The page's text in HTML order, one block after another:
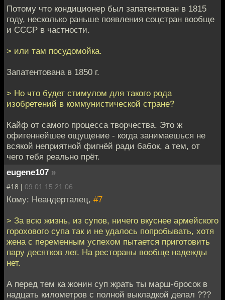
Потому что кондиционер был запатентован в 1815
году, несколько раньше появления соцстран вообще
и СССР в частности.
> или там посудомойка.
Запатентована в 1850 г.
> Но что будет стимулом для такого рода
изобретений в коммунистической стране?
Кайф от самого процесса творчества. Это ж
офигеннейшее ощущение - когда занимаешься не
всякой неприятной фигнёй ради бабок, а тем, от
чего тебя реально прёт.
eugene107 »
#18 | 09.01.15 21:06
Кому: Неандерталец, #7
> За всю жизнь, из супов, ничего вкуснее армейского
горохового супа так и не удалось попробывать, хотя
жена с переменным успехом пытается приготовить
пару десятков лет. На рестораны вообще надежды
нет.
А перед тем ка жонин суп жрать ты марш-бросок в
надцать километров с полной выкладкой делал ???